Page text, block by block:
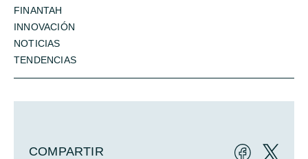
FINANTAH
INNOVACIÓN
NOTICIAS
TENDENCIAS
COMPARTIR